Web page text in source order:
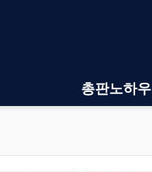
총판노하우